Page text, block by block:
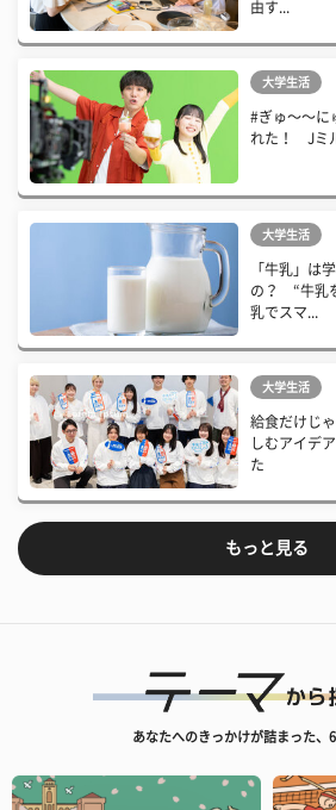
由す...
大学生活
#ぎゅ〜〜に
れた！ Jミ
大学生活
「牛乳」は
の？ “牛乳
乳でスマ...
大学生活
給食だけじ
しむアイデ
た
もっと見る
あなたへのきっかけが詰まった、